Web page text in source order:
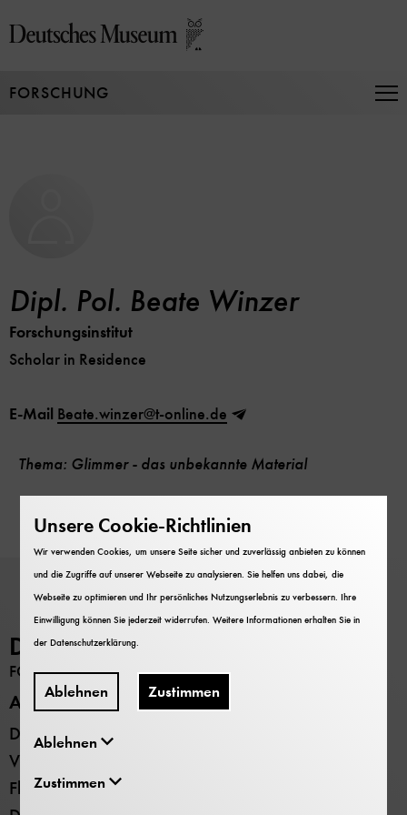
zum
FORSCHUNG
Dipl. Pol. Beate Winzer
Forschungsinstitut
Scholar in Residence
E-Mail Beate.winzer@t-online.de
Thema: Glimmer - das unbekannte Material
Deutsches Museum
FORSCHUNG
Alle Standorte
Deutsches Museum - Museumsinsel
Verkehrszentrum
Flugwerft Schleißheim
Unsere Cookie-Richtlinien
Wir verwenden Cookies, um unsere Seite sicher und zuverlässig anbieten zu können
und die Zugriffe auf unserer Webseite zu analysieren. Sie helfen uns dabei, die
Webseite zu optimieren und Ihr persönliches Nutzungserlebnis zu verbessern. Ihre
Einwilligung können Sie jederzeit widerrufen. Weitere Informationen erhalten Sie in
derDatenschutzerklärung
Ablehnen Zustimmen
Ablehnen
Zustimmen